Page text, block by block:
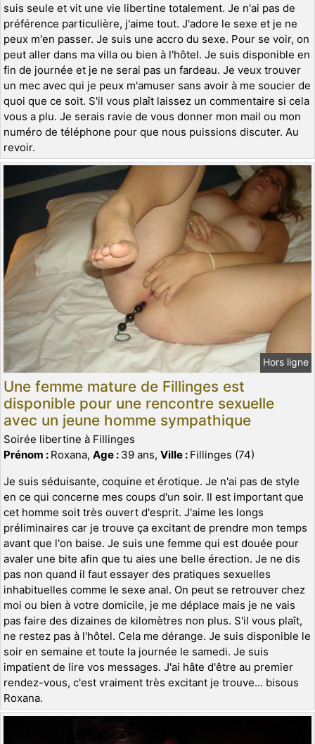
suis seule et vit une vie libertine totalement. Je n'ai pas de
préférence particulière, j'aime tout. J'adore le sexe et je ne
peux m'en passer. Je suis une accro du sexe. Pour se voir, on
peut aller dans ma villa ou bien à l'hôtel. Je suis disponible en
fin de journée et je ne serai pas un fardeau. Je veux trouver
un mec avec qui je peux m'amuser sans avoir à me soucier de
quoi que ce soit. S'il vous plaît laissez un commentaire si cela
vous a plu. Je serais ravie de vous donner mon mail ou mon
numéro de téléphone pour que nous puissions discuter. Au
revoir.
Hors ligne
Une femme mature de Fillinges est
disponible pour une rencontre sexuelle
avec un jeune homme sympathique
Soirée libertine à Fillinges
Prénom : Roxana, Age : 39 ans, Ville : Fillinges (74)
Je suis séduisante, coquine et érotique. Je n'ai pas de style
en ce qui concerne mes coups d'un soir. Il est important que
cet homme soit très ouvert d'esprit. J'aime les longs
préliminaires car je trouve ça excitant de prendre mon temps
avant que l'on baise. Je suis une femme qui est douée pour
avaler une bite afin que tu aies une belle érection. Je ne dis
pas non quand il faut essayer des pratiques sexuelles
inhabituelles comme le sexe anal. On peut se retrouver chez
moi ou bien à votre domicile, je me déplace mais je ne vais
pas faire des dizaines de kilomètres non plus. S'il vous plaît,
ne restez pas à l'hôtel. Cela me dérange. Je suis disponible le
soir en semaine et toute la journée le samedi. Je suis
impatient de lire vos messages. J'ai hâte d'être au premier
rendez-vous, c'est vraiment très excitant je trouve... bisous
Roxana.